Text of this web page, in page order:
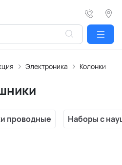
Электроника Колонки и
проводные Наборы с